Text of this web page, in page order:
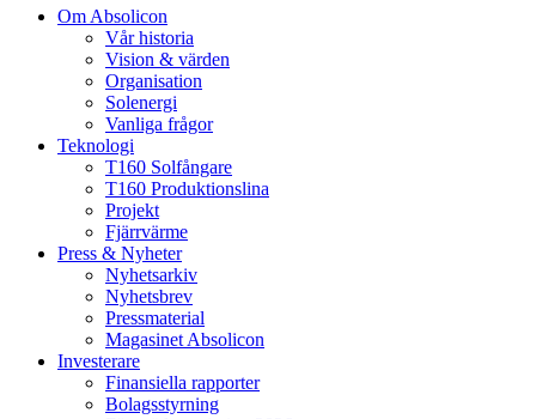
Om Absolicon
Vår historia
Vision & värden
Organisation
Solenergi
Vanliga frågor
Teknologi
T160 Solfångare
T160 Produktionslina
Projekt
Fjärrvärme
Press & Nyheter
Nyhetsarkiv
Nyhetsbrev
Pressmaterial
Magasinet Absolicon
Investerare
Finansiella rapporter
Bolagsstyrning